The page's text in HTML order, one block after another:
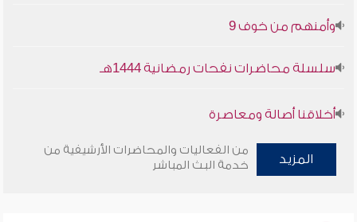
وأمنهم من خوف 9
سلسلة محاضرات نفحات رمضانية 1444هـ
أخلاقنا أصالة ومعاصرة
وأمنهم من خوف 9
المزيد
من الفعاليات والمحاضرات الأرشيفية من
خدمة البث المباشر